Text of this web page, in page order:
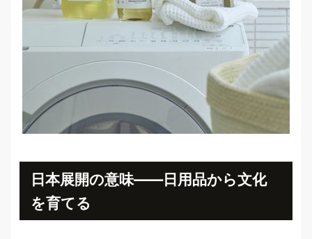
日本展開の意味――日用品から文化
を育てる